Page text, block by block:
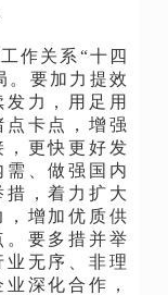
作关系 “十四
。要加力提效
力，用足用
卡点，增强
更快更好发
、做强国内
，着力扩大
增加优质供
要多措并举
无序、非理
深化合作，